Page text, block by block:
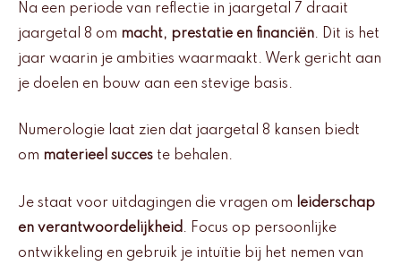
Na een periode van reflectie in jaargetal 7 draait
jaargetal 8 om macht, prestatie en financiën. Dit is het
jaar waarin je ambities waarmaakt. Werk gericht aan
je doelen en bouw aan een stevige basis.
Numerologie laat zien dat jaargetal 8 kansen biedt
om materieel succes te behalen.
Je staat voor uitdagingen die vragen om
leiderschap
en verantwoordelijkheid . Focus op persoonlijke
ontwikkeling en gebruik je intuïtie bij het nemen van